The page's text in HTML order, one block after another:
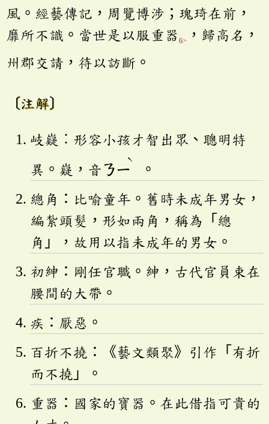
風。經藝傳記，周覽博涉；瑰琦在前，
靡所不識。當世是以服重器 6>
，歸高名，
州郡交請，待以訪斷。
〔注解〕
岐嶷︰形容小孩才智出眾、聰明特
異。嶷，音ㄋㄧ
ˋ
。
總角：比喻童年。舊時未成年男女，
編紮頭髮，形如兩角，稱為「總
角」，故用以指未成年的男女。
初紳：剛任官職。紳，古代官員束在
腰間的大帶。
疾：厭惡。
百折不撓：《藝文類聚》引作「有折
而不撓」。
重器：國家的寶器。在此借指可貴的